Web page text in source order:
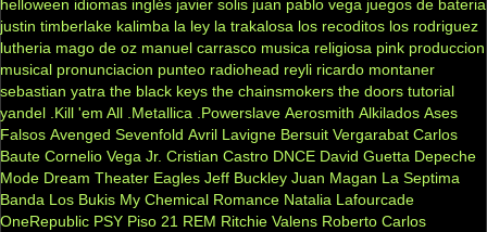
helloween idiomas inglés javier solis juan pablo vega juegos de bateria
justin timberlake kalimba la ley la trakalosa los recoditos los rodriguez
lutheria mago de oz manuel carrasco musica religiosa pink produccion
musical pronunciacion punteo radiohead reyli ricardo montaner
sebastian yatra the black keys the chainsmokers the doors tutorial
yandel .Kill 'em All .Metallica .Powerslave Aerosmith Alkilados Ases
Falsos Avenged Sevenfold Avril Lavigne Bersuit Vergarabat Carlos
Baute Cornelio Vega Jr. Cristian Castro DNCE David Guetta Depeche
Mode Dream Theater Eagles Jeff Buckley Juan Magan La Septima
Banda Los Bukis My Chemical Romance Natalia Lafourcade
OneRepublic PSY Piso 21 REM Ritchie Valens Roberto Carlos